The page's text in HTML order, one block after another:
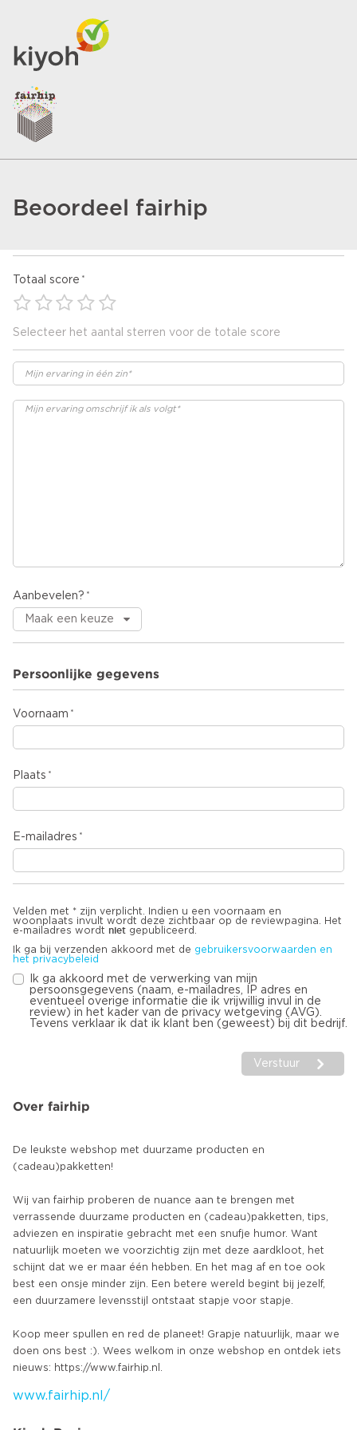
Beoordeel fairhip
Totaal score
Selecteer het aantal sterren voor de totale score
Aanbevelen?
Persoonlijke gegevens
Voornaam
Plaats
E-mailadres
Velden met * zijn verplicht. Indien u een voornaam en
woonplaats invult wordt deze zichtbaar op de reviewpagina. Het
e-mailadres wordt niet gepubliceerd.
Ik ga bij verzenden akkoord met de gebruikersvoorwaarden en
het privacybeleid
Ik ga akkoord met de verwerking van mijn
persoonsgegevens (naam, e-mailadres, IP adres en
eventueel overige informatie die ik vrijwillig invul in de
review) in het kader van de privacy wetgeving (AVG).
Tevens verklaar ik dat ik klant ben (geweest) bij dit bedrijf.
Verstuur
Over fairhip
De leukste webshop met duurzame producten en
(cadeau)pakketten!
Wij van fairhip proberen de nuance aan te brengen met
verrassende duurzame producten en (cadeau)pakketten, tips,
adviezen en inspiratie gebracht met een snufje humor. Want
natuurlijk moeten we voorzichtig zijn met deze aardkloot, het
schijnt dat we er maar één hebben. En het mag af en toe ook
best een onsje minder zijn. Een betere wereld begint bij jezelf,
een duurzamere levensstijl ontstaat stapje voor stapje.
Koop meer spullen en red de planeet! Grapje natuurlijk, maar we
doen ons best :). Wees welkom in onze webshop en ontdek iets
www.fairhip.nl/